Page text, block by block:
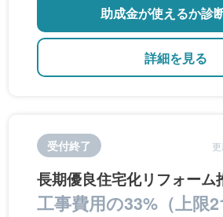
詳細を見る
助成金が使えるか診
受付終了
長期優良住宅化リフォーム
工事費用の33%（上限